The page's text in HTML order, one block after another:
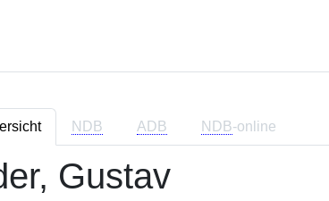
NDB ADB NDB-online
Gustav